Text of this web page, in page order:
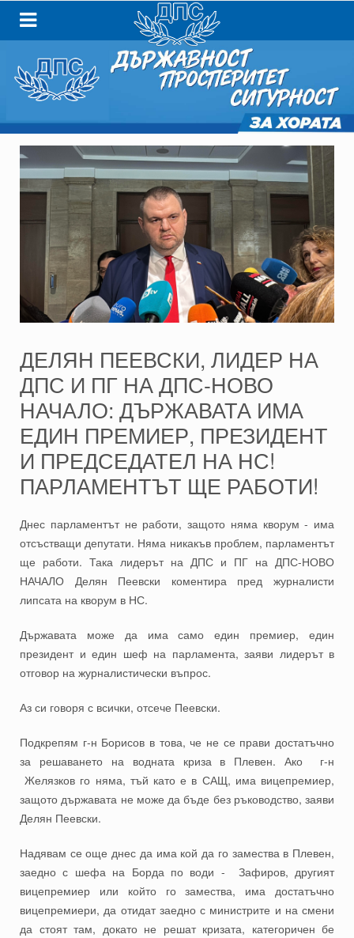
ДЕЛЯН ПЕЕВСКИ, ЛИДЕР НА
ДПС И ПГ НА ДПС-НОВО
НАЧАЛО: ДЪРЖАВАТА ИМА
ЕДИН ПРЕМИЕР, ПРЕЗИДЕНТ
И ПРЕДСЕДАТЕЛ НА НС!
ПАРЛАМЕНТЪТ ЩЕ РАБОТИ!
Днес парламентът не работи, защото няма кворум - има
отсъстващи депутати. Няма никакъв проблем, парламентът
ще работи. Така лидерът на ДПС и ПГ на ДПС-НОВО
НАЧАЛО Делян Пеевски коментира пред журналисти
липсата на кворум в НС.
Държавата може да има само един премиер, един
президент и един шеф на парламента, заяви лидерът в
отговор на журналистически въпрос.
Аз си говоря с всички, отсече Пеевски.
Подкрепям г-н Борисов в това, че не се прави достатъчно
за решаването на водната криза в Плевен. Ако г-н
Желязков го няма, тъй като е в САЩ, има вицепремиер,
защото държавата не може да бъде без ръководство, заяви
Делян Пеевски.
Надявам се още днес да има кой да го замества в Плевен,
заедно с шефа на Борда по води - Зафиров, другият
вицепремиер или който го замества, има достатъчно
вицепремиери, да отидат заедно с министрите и на смени
да стоят там, докато не решат кризата, категоричен бе